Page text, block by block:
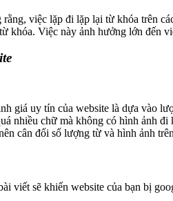
việc lặp đi lặp lại từ khóa trên
khóa. Việc này ảnh hưởng lớn đến
giá uy tín của website là dựa vào
nhiều chữ mà không có hình ảnh
cân đối số lượng từ và hình ảnh
viết sẽ khiến website của bạn bị